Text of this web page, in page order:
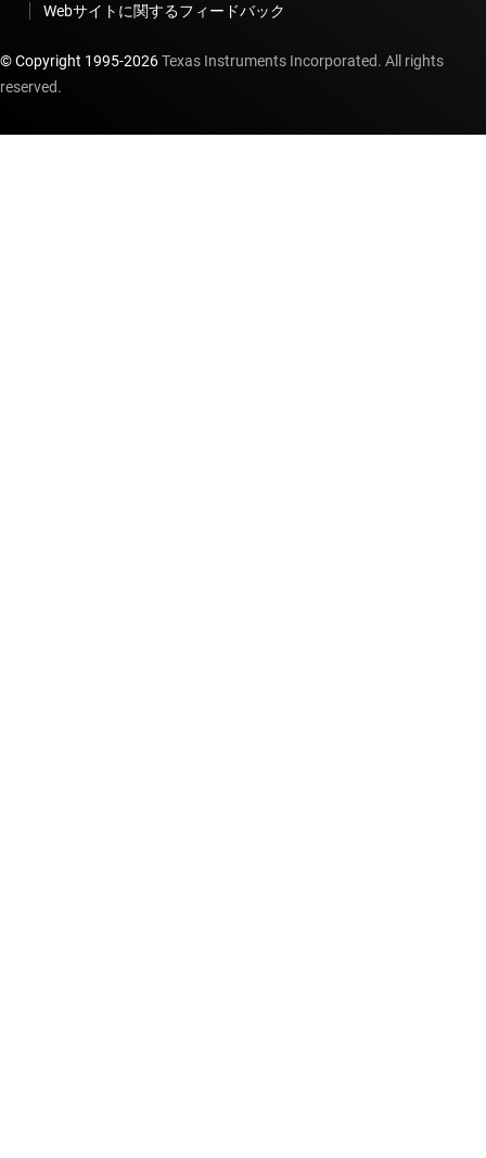
Webサイトに関するフィードバック
© Copyright 1995-2026Texas Instruments Incorporated. All rights
reserved.